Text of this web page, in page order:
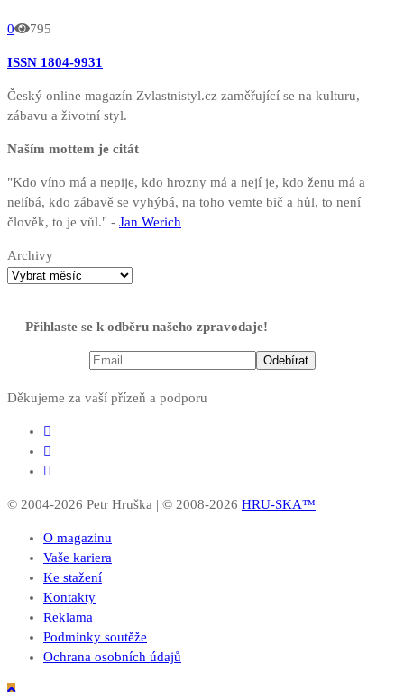
0 795
ISSN 1804-9931
Český online magazín Zvlastnistyl.cz zaměřující se na kulturu,
zábavu a životní styl.
Naším mottem je citát
"Kdo víno má a nepije, kdo hrozny má a nejí je, kdo ženu má a
nelíbá, kdo zábavě se vyhýbá, na toho vemte bič a hůl, to není
člověk, to je vůl." - Jan Werich
Archivy
Přihlaste se k odběru našeho zpravodaje!
Děkujeme za vaší přízeň a podporu
© 2004-2026 Petr Hruška | © 2008-2026 HRU-SKA™
O magazinu
Vaše kariera
Ke stažení
Kontakty
Reklama
Podmínky soutěže
Ochrana osobních údajů